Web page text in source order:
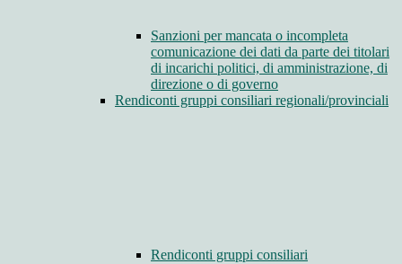
Sanzioni per mancata o incompleta
comunicazione dei dati da parte dei titolari
di incarichi politici, di amministrazione, di
direzione o di governo
Rendiconti gruppi consiliari regionali/provinciali
Rendiconti gruppi consiliari